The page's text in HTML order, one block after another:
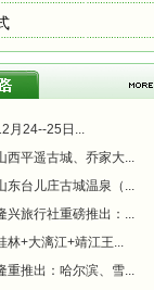
月24--25日...
西平遥古城、乔家大...
东台儿庄古城温泉（...
兴旅行社重磅推出：...
林+大漓江+靖江王...
重推出：哈尔滨、雪...